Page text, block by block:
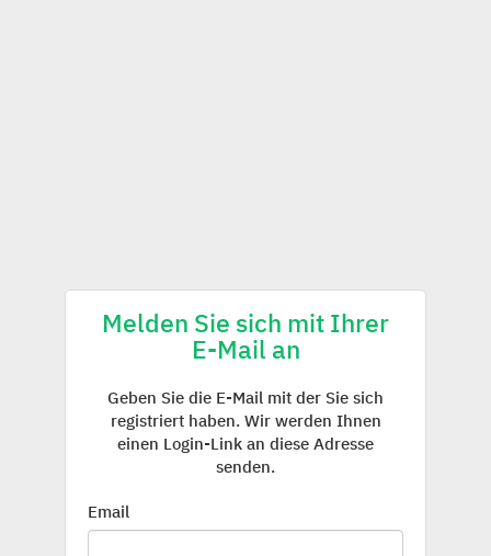
Melden Sie sich mit Ihrer
E-Mail an
Geben Sie die E-Mail mit der Sie sich
registriert haben. Wir werden Ihnen
einen Login-Link an diese Adresse
senden.
Email